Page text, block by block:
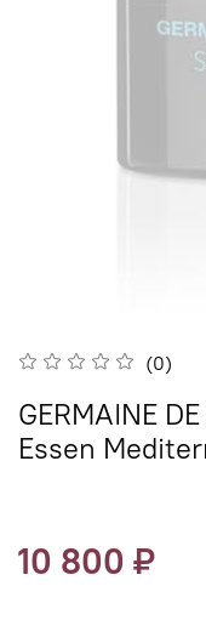
(0)
GERMAINE
Essen
10 800 ₽